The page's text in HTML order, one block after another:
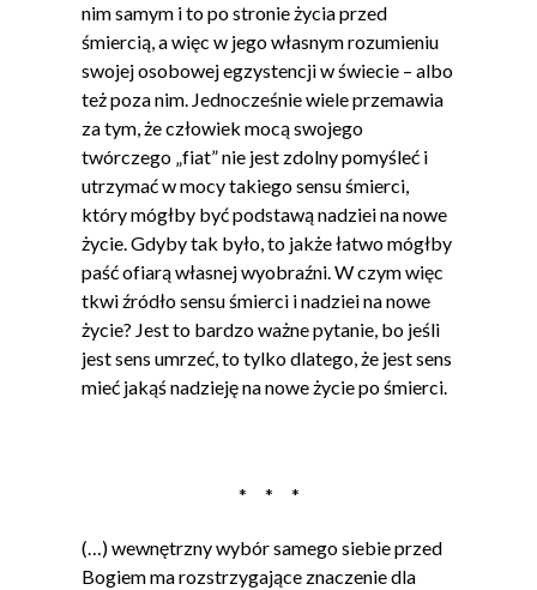
nim samym i to po stronie życia przed
śmiercią, a więc w jego własnym rozumieniu
swojej osobowej egzystencji w świecie – albo
też poza nim. Jednocześnie wiele przemawia
za tym, że człowiek mocą swojego
twórczego „fiat” nie jest zdolny pomyśleć i
utrzymać w mocy takiego sensu śmierci,
który mógłby być podstawą nadziei na nowe
życie. Gdyby tak było, to jakże łatwo mógłby
paść ofiarą własnej wyobraźni. W czym więc
tkwi źródło sensu śmierci i nadziei na nowe
życie? Jest to bardzo ważne pytanie, bo jeśli
jest sens umrzeć, to tylko dlatego, że jest sens
mieć jakąś nadzieję na nowe życie po śmierci.
* * *
(…) wewnętrzny wybór samego siebie przed
Bogiem ma rozstrzygające znaczenie dla